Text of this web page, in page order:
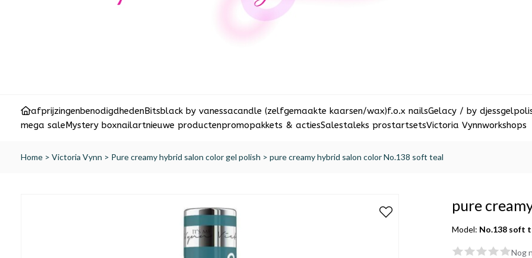
afprijzingenbenodigdhedenBitsblack by vanessacandle (zelfgemaakte kaarsen/wax)f.o.x nailsGelacy / by djess
mega saleMystery boxnailartnieuwe productenpromopakkets & actiesSalestaleks prostartsetsVictoria Vynnworkshops
Home > Victoria Vynn > Pure creamy hybrid salon color gel polish > pure creamy hybrid salon color No.138 soft teal
pure
Model: No.138 soft
Nog